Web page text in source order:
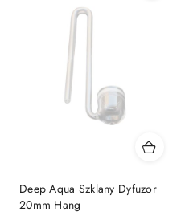
Deep Aqua Szklany Dyfuzor
20mm Hang